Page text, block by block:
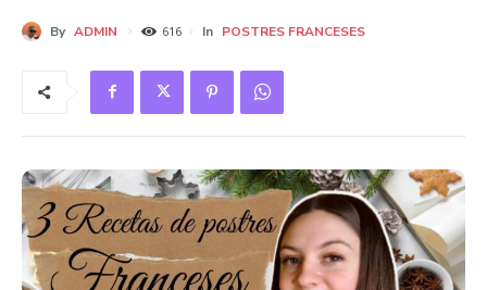
By ADMIN 616 In POSTRES FRANCESES